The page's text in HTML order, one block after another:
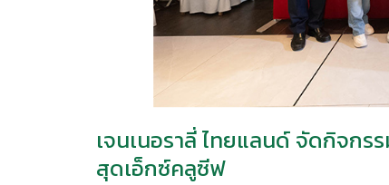
เจนเนอราลี่ ไทยแลนด์ จัดกิจ
สุดเอ็กซ์คลูซีฟ